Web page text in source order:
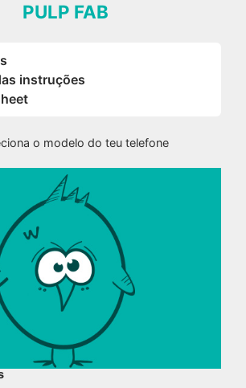
PULP FAB
instruções
o modelo do teu telefone